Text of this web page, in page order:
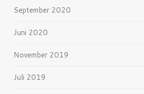
September 2020
Juni 2020
November 2019
Juli 2019